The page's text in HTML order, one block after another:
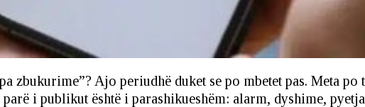
zbukurime”? Ajo periudhë duket se po mbetet pas. Meta po
i publikut është i parashikueshëm: alarm, dyshime,